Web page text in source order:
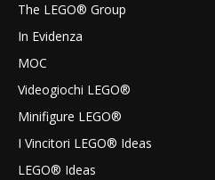
The LEGO® Group
In Evidenza
MOC
Videogiochi LEGO®
Minifigure LEGO®
I Vincitori LEGO® Ideas
LEGO® Ideas